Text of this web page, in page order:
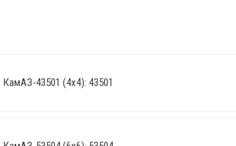
КамАЗ-43501 (4х4): 43501